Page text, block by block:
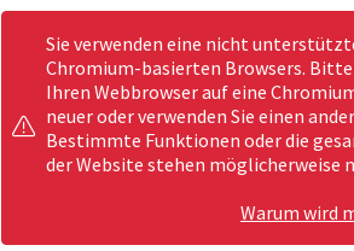
Sie verwenden eine nicht
Chromium-basierten Browsers.
Ihren Webbrowser auf eine
neuer oder verwenden Sie einen
Bestimmte Funktionen oder die
der Website stehen möglicherweise
Warum wird